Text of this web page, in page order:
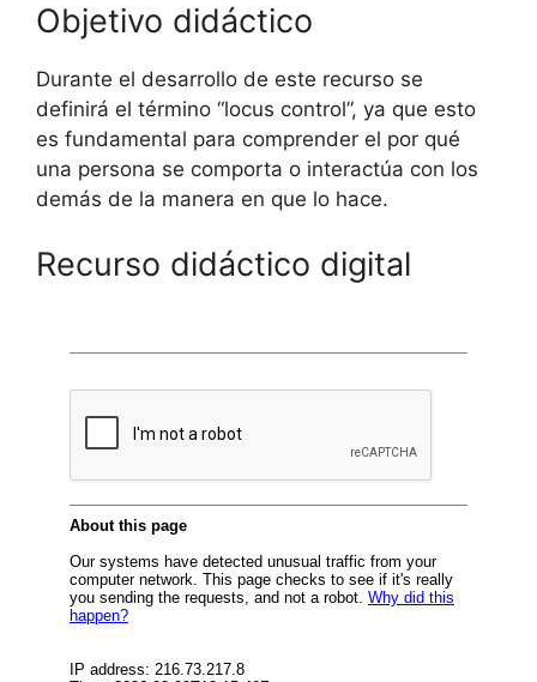
Objetivo didáctico
Durante el desarrollo de este recurso se
definirá el término “locus control”, ya que esto
es fundamental para comprender el por qué
una persona se comporta o interactúa con los
demás de la manera en que lo hace.
Recurso didáctico digital